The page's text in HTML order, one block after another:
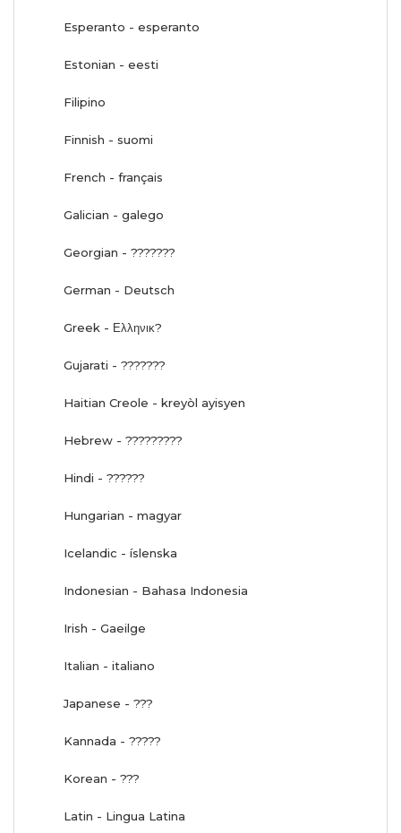
Esperanto - esperanto
Estonian - eesti
Filipino
Finnish - suomi
French - français
Galician - galego
Georgian - ???????
German - Deutsch
Greek - Ελληνικ?
Gujarati - ???????
Haitian Creole - kreyòl ayisyen
Hebrew - ?????????
Hindi - ??????
Hungarian - magyar
Icelandic - íslenska
Indonesian - Bahasa Indonesia
Irish - Gaeilge
Italian - italiano
Japanese - ???
Kannada - ?????
Korean - ???
Latin - Lingua Latina